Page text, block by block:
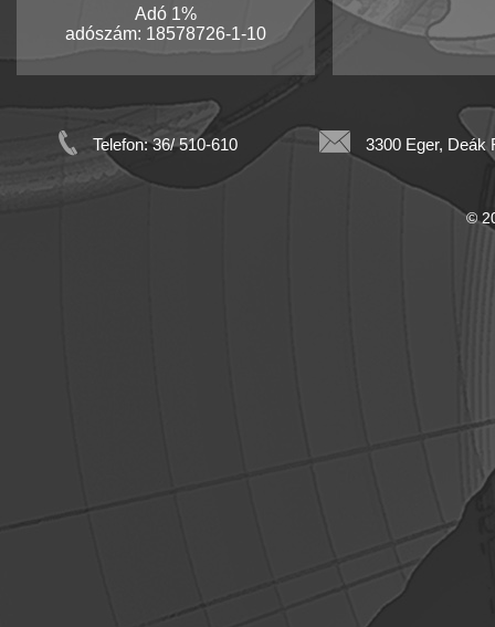
Adó 1%
adószám: 18578726-1-10
Telefon: 36/ 510-610 3300 Eger, Deák
©